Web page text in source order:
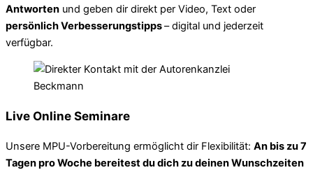
Antworten und geben dir direkt per Video, Text oder
persönlich Verbesserungstipps– digital und jederzeit
verfügbar.
Live Online Seminare
Unsere MPU-Vorbereitung ermöglicht dir Flexibilität: An bis zu 7
Tagen pro Woche bereitest du dich zu deinen Wunschzeiten